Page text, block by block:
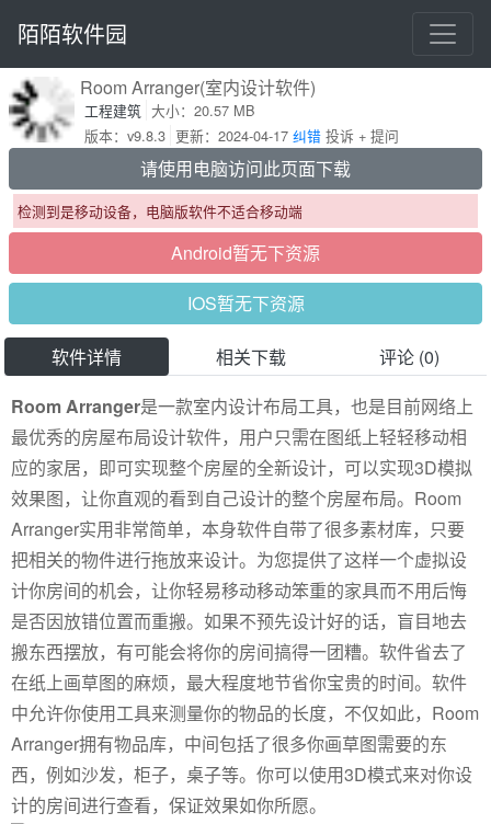
陌陌软件园
Room Arranger(室内设计软件)
工程建筑 大小：20.57 MB
版本：v9.8.3 更新：2024-04-17 纠错投诉 + 提问
请使用电脑访问此页面下载
检测到是移动设备，电脑版软件不适合移动端
Android暂无下资源
IOS暂无下资源
软件详情 相关下载
评论 (0)
Room Arranger是一款室内设计布局工具，也是目前网络上
最优秀的房屋布局设计软件，用户只需在图纸上轻轻移动相
应的家居，即可实现整个房屋的全新设计，可以实现3D模拟
效果图，让你直观的看到自己设计的整个房屋布局。Room
Arranger实用非常简单，本身软件自带了很多素材库，只要
把相关的物件进行拖放来设计。为您提供了这样一个虚拟设
计你房间的机会，让你轻易移动移动笨重的家具而不用后悔
是否因放错位置而重搬。如果不预先设计好的话，盲目地去
搬东西摆放，有可能会将你的房间搞得一团糟。软件省去了
在纸上画草图的麻烦，最大程度地节省你宝贵的时间。软件
中允许你使用工具来测量你的物品的长度，不仅如此，Room
Arranger拥有物品库，中间包括了很多你画草图需要的东
西，例如沙发，柜子，桌子等。你可以使用3D模式来对你设
计的房间进行查看，保证效果如你所愿。